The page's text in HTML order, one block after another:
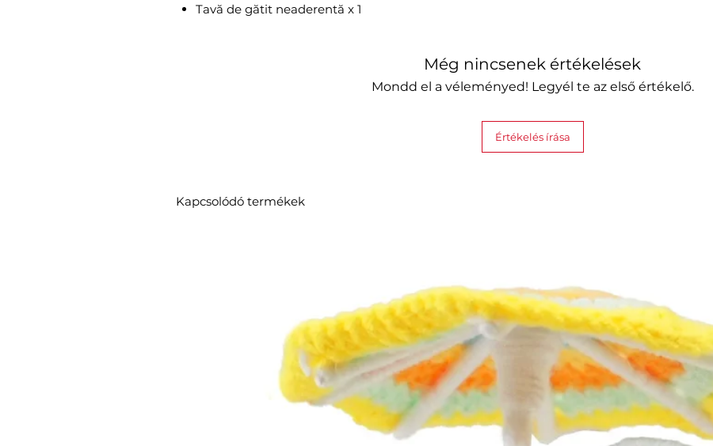
Tavă de gătit neaderentă x 1
Még nincsenek értékelések
Mondd el a véleményed! Legyél te az első értékelő.
Értékelés írása
Kapcsolódó termékek